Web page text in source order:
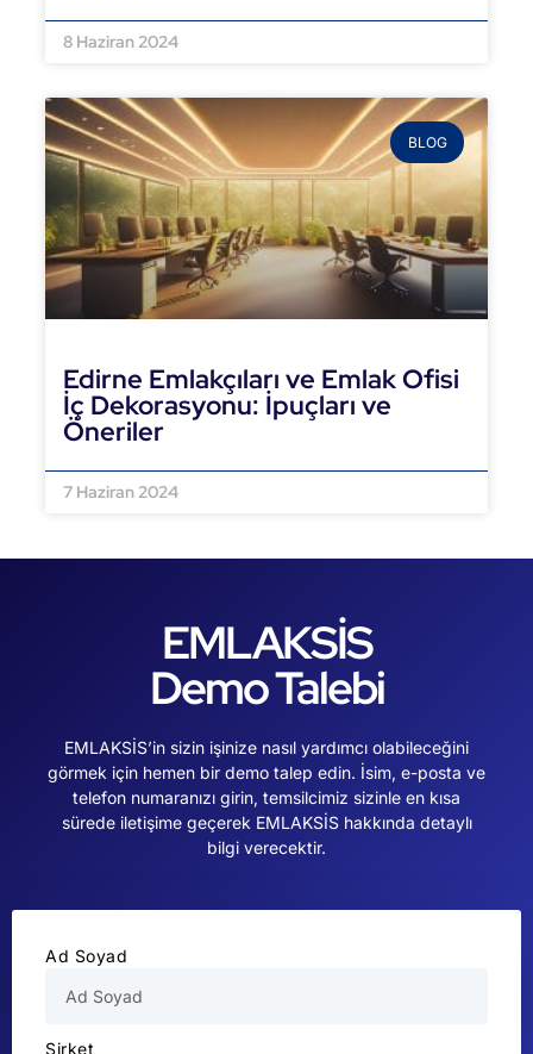
8 Haziran 2024
BLOG
Edirne Emlakçıları ve Emlak Ofisi
İç Dekorasyonu: İpuçları ve
Öneriler
7 Haziran 2024
EMLAKSİS
Demo Talebi
EMLAKSİS’in sizin işinize nasıl yardımcı olabileceğini
görmek için hemen bir demo talep edin. İsim, e-posta ve
telefon numaranızı girin, temsilcimiz sizinle en kısa
sürede iletişime geçerek EMLAKSİS hakkında detaylı
bilgi verecektir.
Ad Soyad
Şirket